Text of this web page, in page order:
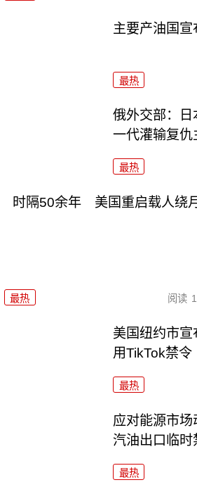
主要产油国
最热
俄外交部：日
一代灌输复仇
最热
时隔50余年 美国重启载人绕
最热 阅读
美国纽约市
用TikTok禁令
最热
应对能源市
汽油出口临时
最热